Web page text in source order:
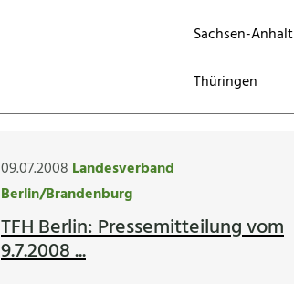
Sachsen-Anhalt
Thüringen
09.07.2008 Landesverband
Berlin/Brandenburg
TFH Berlin: Pressemitteilung vom
9.7.2008 ...